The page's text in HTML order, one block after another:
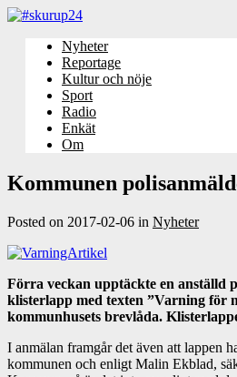
Nyheter
Reportage
Kultur och nöje
Sport
Radio
Enkät
Om
Kommunen
Posted on 2017-02-06 in Nyheter
Förra veckan upptäckte en anställd
klisterlapp med texten ”Varning för
kommunhusets brevlåda.
I anmälan framgår det även att lappen
kommunen och enligt Malin Ekblad,